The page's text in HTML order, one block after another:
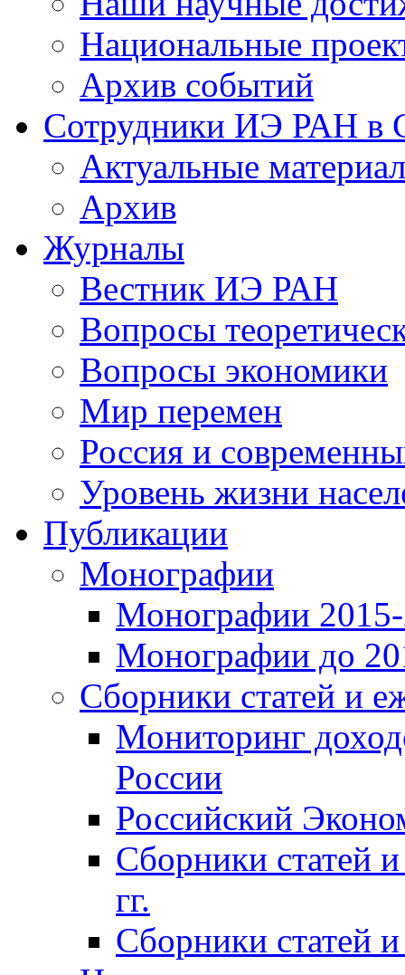
Национальные
Архив событий
Сотрудники ИЭ РАН
Актуальные
Архив
Журналы
Вестник ИЭ РАН
Вопросы
Вопросы экономики
Мир перемен
Россия и
Уровень жизни
Публикации
Монографии
Монографии 2015-
Монографии до
Сборники статей и
Мониторинг
России
Российский
Сборники статей
гг.
Сборники статей